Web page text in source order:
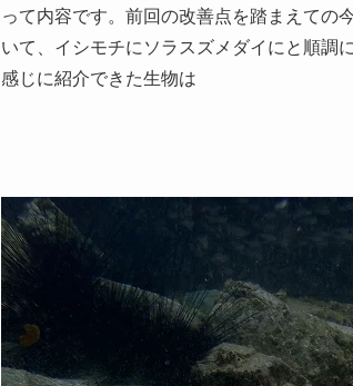
って内容です。前回の改善点を踏まえての
いて、イシモチにソラスズメダイにと順調
感じに紹介できた生物は